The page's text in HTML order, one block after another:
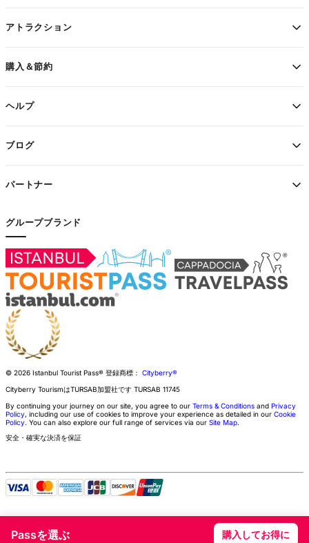
アトラクション
購入＆節約
ヘルプ
ブログ
パートナー
グループブランド
© 2026 Istanbul Tourist Pass® 登録商標： Cityberry®
Cityberry TourismはTURSAB加盟社です TURSAB 11745
By continuing your journey on our site, you agree to our Terms & Conditions and Privacy
Policy, including our use of cookies to improve your experience as detailed in our Cookie
Policy. You can also explore our full range of services via our Site Map.
安全・確実な決済を保証
Passを選ぶ 購入してお得に